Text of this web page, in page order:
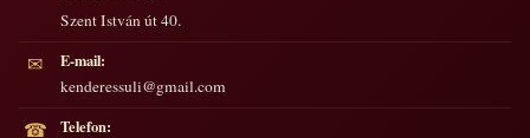
Szent István út 40.
✉
E-mail:
kenderessuli@gmail.com
☎
Telefon: